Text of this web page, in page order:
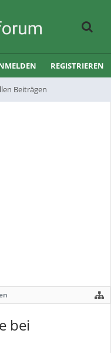
Beiträgen
REGISTRIEREN
bei